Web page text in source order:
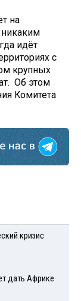
на
никаким
идёт
с
крупных
Об этом
Комитета
кризис
дать Африке